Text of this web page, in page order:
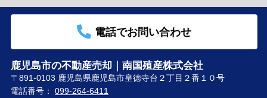
電話でお問い合わせ
鹿児島市の不動産売却｜南国殖産株式会社
〒891-0103 鹿児島県鹿児島市皇徳寺台２丁目２番１０号
電話番号： 099-264-6411